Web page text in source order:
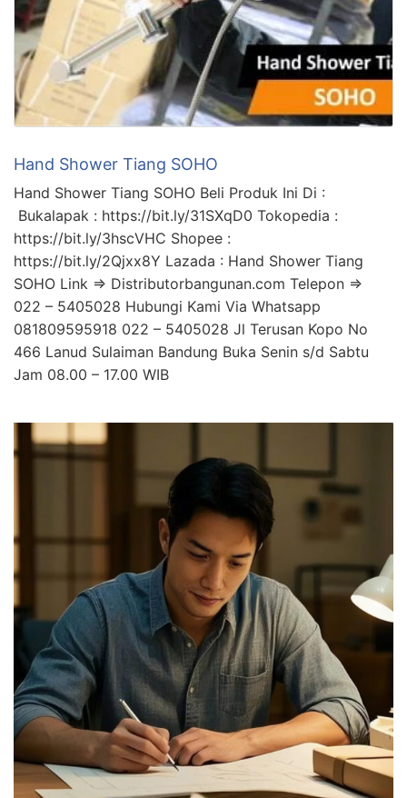
Hand Shower Tiang SOHO
Hand Shower Tiang SOHO Beli Produk Ini Di :
Bukalapak : https://bit.ly/31SXqD0 Tokopedia :
https://bit.ly/3hscVHC Shopee :
https://bit.ly/2Qjxx8Y Lazada : Hand Shower Tiang
SOHO Link => Distributorbangunan.com Telepon =>
022 – 5405028 Hubungi Kami Via Whatsapp
081809595918 022 – 5405028 Jl Terusan Kopo No
466 Lanud Sulaiman Bandung Buka Senin s/d Sabtu
Jam 08.00 – 17.00 WIB